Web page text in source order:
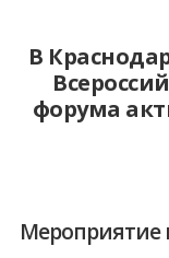
В
форума
Мероприятие